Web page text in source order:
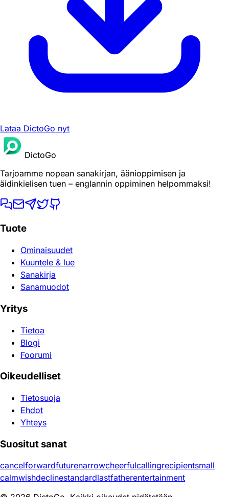
Lataa DictoGo nyt
DictoGo
Tarjoamme nopean sanakirjan, äänioppimisen ja
äidinkielisen tuen – englannin oppiminen helpommaksi!
Tuote
Ominaisuudet
Kuuntele & lue
Sanakirja
Sanamuodot
Yritys
Tietoa
Blogi
Foorumi
Oikeudelliset
Tietosuoja
Ehdot
Yhteys
Suositut sanat
cancelforwardfuturenarrowcheerfulcallingrecipientsmall
calmwishdeclinestandardlastfatherentertainment